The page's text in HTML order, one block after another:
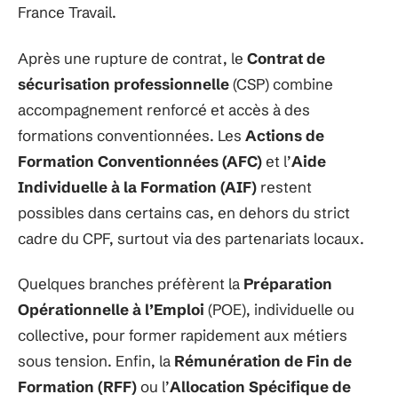
France Travail.
Après une rupture de contrat, le Contrat de
sécurisation professionnelle(CSP) combine
accompagnement renforcé et accès à des
formations conventionnées. Les Actions de
Formation Conventionnées (AFC)et l’Aide
Individuelle à la Formation (AIF) restent
possibles dans certains cas, en dehors du strict
cadre du CPF, surtout via des partenariats locaux.
Quelques branches préfèrent la Préparation
Opérationnelle à l’Emploi (POE), individuelle ou
collective, pour former rapidement aux métiers
sous tension. Enfin, la Rémunération de Fin de
Formation (RFF)ou l’Allocation Spécifique de